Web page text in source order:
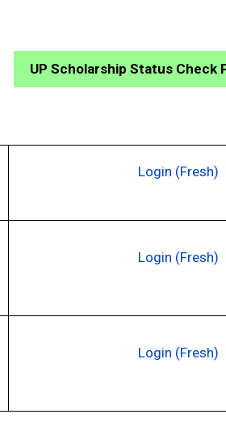
UP Scholarship Status Check
Login (Fresh)
Login (Fresh)
Login (Fresh)